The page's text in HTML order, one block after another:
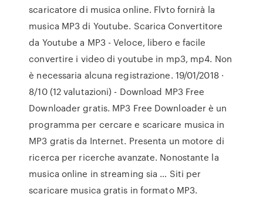
scaricatore di musica online. Flvto fornirà la
musica MP3 di Youtube. Scarica Convertitore
da Youtube a MP3 - Veloce, libero e facile
convertire i video di youtube in mp3, mp4. Non
è necessaria alcuna registrazione. 19/01/2018 ·
8/10 (12 valutazioni) - Download MP3 Free
Downloader gratis. MP3 Free Downloader è un
programma per cercare e scaricare musica in
MP3 gratis da Internet. Presenta un motore di
ricerca per ricerche avanzate. Nonostante la
musica online in streaming sia … Siti per
scaricare musica gratis in formato MP3.